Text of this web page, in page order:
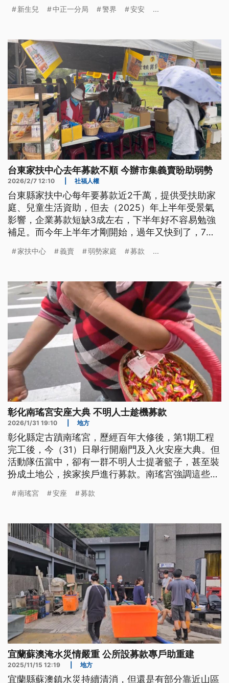
款專戶。
新生兒 中正一分局 警界 安安 ...
台東家扶中心去年募款不順 今辦市集義賣盼助弱勢
2026/2/7 12:10 社福人權
台東縣家扶中心每年要募款近2千萬，提供受扶助家
庭、兒童生活資助，但去（2025）年上半年受景氣
影響，企業募款短缺3成左右，下半年好不容易勉強
補足。而今年上半年才剛開始，過年又快到了，7日
集各界捐款，幫助弱勢家庭。
家扶中心 義賣 弱勢家庭 募款 ...
彰化南瑤宮安座大典 不明人士趁機募款
2026/1/31 19:10 地方
彰化縣定古蹟南瑤宮，歷經百年大修後，第1期工程
完工後，今（31）日舉行開廟門及入火安座大典。但
活動隊伍當中，卻有一群不明人士提著籃子，甚至裝
扮成土地公，挨家挨戶進行募款。南瑤宮強調這些人
詐欺，但提醒民眾，面對個人募捐，建議索取捐贈收
南瑤宮 安座 募款
宜蘭蘇澳淹水災情嚴重 公所設募款專戶助重建
2025/11/15 12:19 地方
宜蘭縣蘇澳鎮水災持續清消，但還是有部分靠近山區